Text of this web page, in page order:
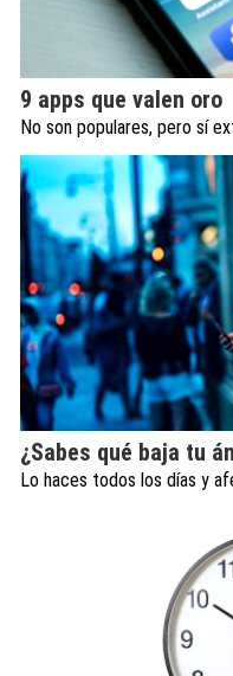
9 apps que valen oro
No son populares, pero sí
¿Sabes qué baja tu
Lo haces todos los días y